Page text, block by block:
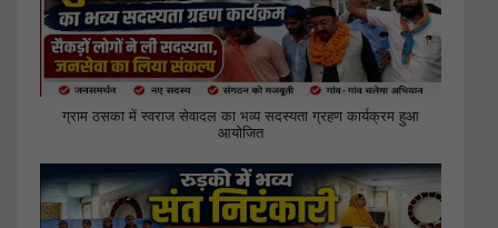
ग्राम ठसका में स्वराज सेवादल का भव्य सदस्यता ग्रहण कार्यक्रम हुआ
आयोजित